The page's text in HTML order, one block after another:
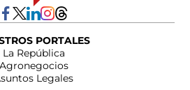
PORTALES
La República
Agronegocios
Legales